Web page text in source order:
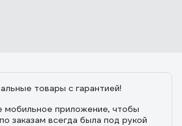
товары с гарантией!
мобильное приложение, чтобы
заказам всегда была под рукой